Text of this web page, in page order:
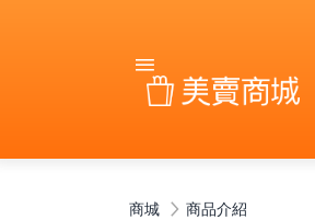
商城 商品介紹